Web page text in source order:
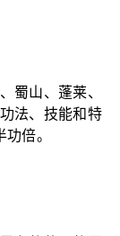
蜀山、蓬莱、
法、技能和特
倍。